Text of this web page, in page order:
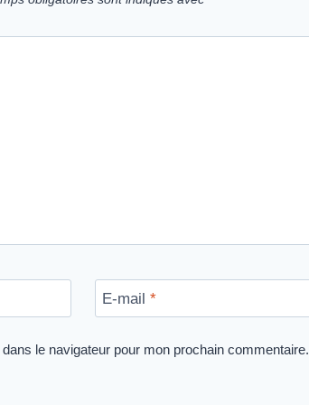
E-mail *
le navigateur pour mon prochain commentaire.